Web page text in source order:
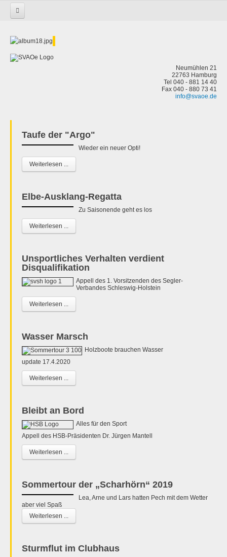
Neumühlen 21
22763 Hamburg
Tel 040 - 881 14 40
Fax 040 - 880 73 41
info@svaoe.de
Taufe der "Argo"
Wieder ein neuer Opti!
Weiterlesen ...
Elbe-Ausklang-Regatta
Zu Saisonende geht es los
Weiterlesen ...
Unsportliches Verhalten verdient
Disqualifikation
Appell des 1. Vorsitzenden des Segler-
Verbandes Schleswig-Holstein
Weiterlesen ...
Wasser Marsch
Holzboote brauchen Wasser
update 17.4.2020
Weiterlesen ...
Bleibt an Bord
Alles für den Sport
Appell des HSB-Präsidenten Dr. Jürgen Mantell
Weiterlesen ...
Sommertour der „Scharhörn“ 2019
Lea, Arne und Lars hatten Pech mit dem Wetter
aber viel Spaß
Weiterlesen ...
Sturmflut im Clubhaus